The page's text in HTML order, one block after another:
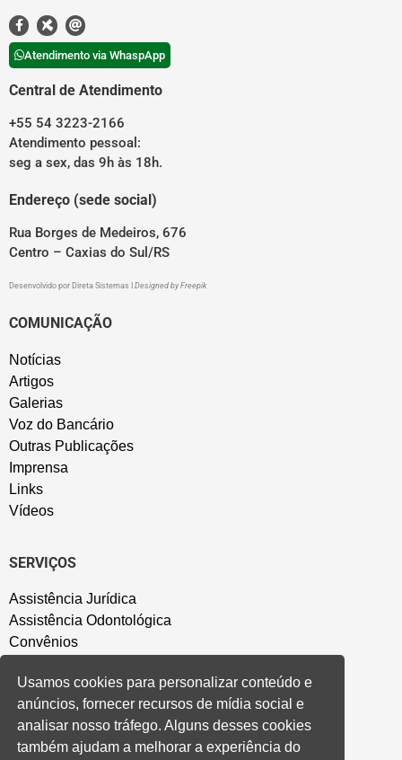
Atendimento via WhaspApp
Central de Atendimento
+55 54 3223-2166
Atendimento pessoal:
seg a sex, das 9h às 18h.
Endereço (sede social)
Rua Borges de Medeiros, 676
Centro – Caxias do Sul/RS
Desenvolvido por Direta Sistemas Designed by Freepik
COMUNICAÇÃO
Notícias
Artigos
Galerias
Voz do Bancário
Outras Publicações
Imprensa
Links
Vídeos
SERVIÇOS
Assistência Jurídica
Assistência Odontológica
Convênios
Salão de Festa
Política de Privacidade
Usamos cookies para personalizar conteúdo e
anúncios, fornecer recursos de mídia social e
analisar nosso tráfego. Alguns desses cookies
também ajudam a melhorar a experiência do